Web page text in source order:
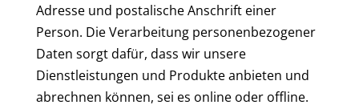
Adresse und postalische Anschrift einer
Person. Die Verarbeitung personenbezogener
Daten sorgt dafür, dass wir unsere
Dienstleistungen und Produkte anbieten und
abrechnen können, sei es online oder offline.